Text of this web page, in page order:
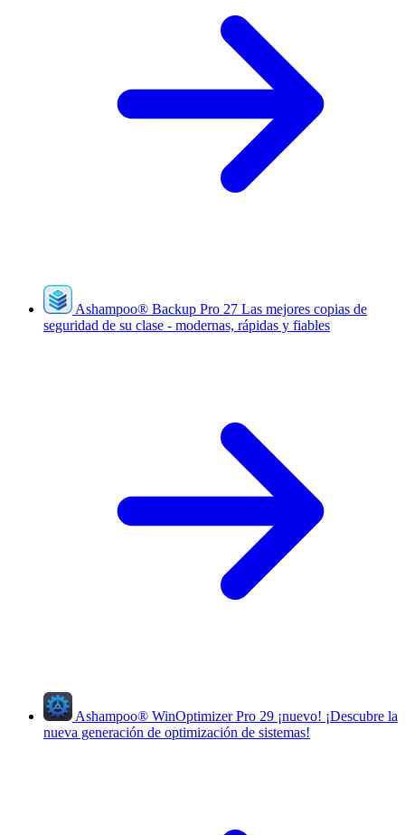
Ashampoo® Backup Pro 27 Las mejores copias de
seguridad de su clase - modernas, rápidas y fiables
Ashampoo® WinOptimizer Pro 29 ¡nuevo! ¡Descubre la
nueva generación de optimización de sistemas!